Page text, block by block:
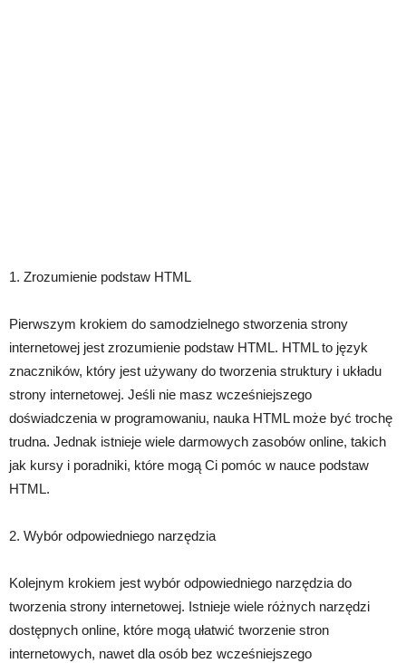
1. Zrozumienie podstaw HTML
Pierwszym krokiem do samodzielnego stworzenia strony
internetowej jest zrozumienie podstaw HTML. HTML to język
znaczników, który jest używany do tworzenia struktury i układu
strony internetowej. Jeśli nie masz wcześniejszego
doświadczenia w programowaniu, nauka HTML może być trochę
trudna. Jednak istnieje wiele darmowych zasobów online, takich
jak kursy i poradniki, które mogą Ci pomóc w nauce podstaw
HTML.
2. Wybór odpowiedniego narzędzia
Kolejnym krokiem jest wybór odpowiedniego narzędzia do
tworzenia strony internetowej. Istnieje wiele różnych narzędzi
dostępnych online, które mogą ułatwić tworzenie stron
internetowych, nawet dla osób bez wcześniejszego